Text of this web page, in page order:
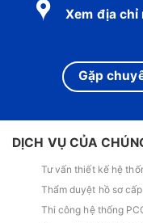
Xem địa chỉ
Gặp
DỊCH VỤ CỦA
Tư vấn thiết kế hệ
Thẩm duyệt hồ sơ
Thi công hệ thống